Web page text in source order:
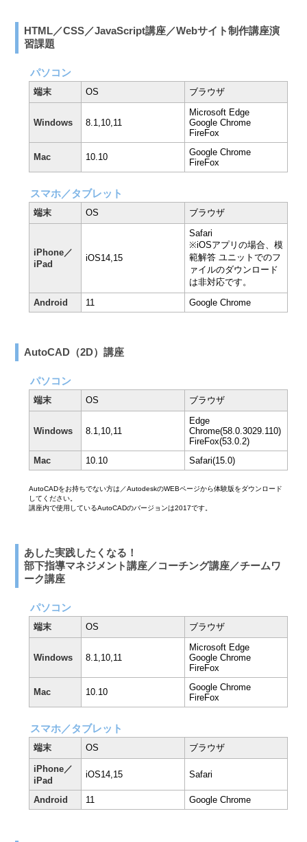
HTML／CSS／JavaScript講座／Webサイト制作講座演
習課題
パソコン
端末 OS ブラウザ
Windows 8.1,10,11
Microsoft Edge
Google Chrome
FireFox
Mac 10.10
Google Chrome
FireFox
スマホ／タブレット
端末 OS ブラウザ
iPhone／
iPad
iOS14,15
Safari
※iOSアプリの場合、模
範解答 ユニットでのフ
ァイルのダウンロード
は非対応です。
Android
11 Google Chrome
AutoCAD（2D）講座
パソコン
端末 OS ブラウザ
Windows 8.1,10,11
Edge
Chrome(58.0.3029.110)
FireFox(53.0.2)
Mac
10.10 Safari(15.0)
AutoCADをお持ちでない方は／AutodeskのWEBページから体験版をダウンロード
してください。
講座内で使用しているAutoCADのバージョンは2017です。
あした実践したくなる！
部下指導マネジメント講座／コーチング講座／チームワ
ーク講座
パソコン
端末 OS ブラウザ
Windows 8.1,10,11
Microsoft Edge
Google Chrome
FireFox
Mac 10.10
Google Chrome
FireFox
スマホ／タブレット
端末 OS ブラウザ
iPhone／
iPad
iOS14,15 Safari
Android 11 Google Chrome